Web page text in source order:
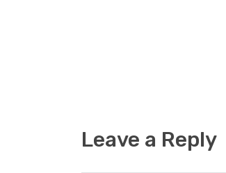
Leave a Reply